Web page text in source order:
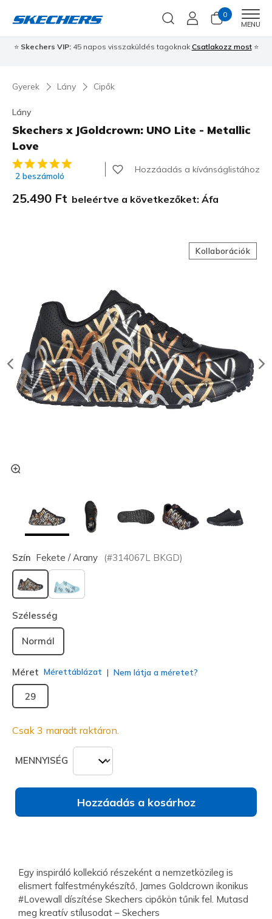
0
MENU
⭐ Skechers VIP:45 napos visszaküldés tagoknak Csatlakozz most⭐
Gyerek Lány Cipők
Lány
Skechers x JGoldcrown: UNO Lite - Metallic
Love
5 az 5-ből ügyfélértékelés
2 beszámoló
Hozzáadás a kívánságlistához
25.490 Ft beleértve a következőket: Áfa
Kollaborációk
Szín Fekete / Arany (#314067L BKGD)
kiválasztva
Szélesség
Normál
Méret Mérettáblázat Nem látja a méretet?
29
Csak 3 maradt raktáron.
MENNYISÉG
Hozzáadás a kosárhoz
Egy inspiráló kollekció részeként a nemzetközileg is
elismert falfestménykészítő, James Goldcrown ikonikus
#Lovewall díszítése Skechers cipőkön tűnik fel. Mutasd
meg kreatív stílusodat – Skechers